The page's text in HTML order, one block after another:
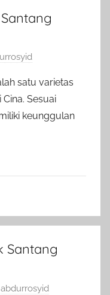
satu varietas
Sesuai
keunggulan
Santang
abdurrosyid